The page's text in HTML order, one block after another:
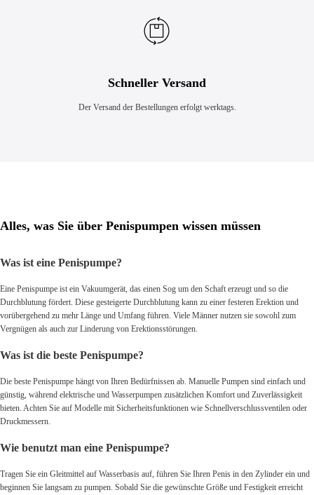
Schneller Versand
Der Versand der Bestellungen erfolgt werktags.
Alles, was Sie über Penispumpen wissen müssen
Was ist eine Penispumpe?
Eine Penispumpe ist ein Vakuumgerät, das einen Sog um den Schaft erzeugt und so die
Durchblutung fördert. Diese gesteigerte Durchblutung kann zu einer festeren Erektion und
vorübergehend zu mehr Länge und Umfang führen. Viele Männer nutzen sie sowohl zum
Vergnügen als auch zur Linderung von Erektionsstörungen.
Was ist die beste Penispumpe?
Die beste Penispumpe hängt von Ihren Bedürfnissen ab. Manuelle Pumpen sind einfach und
günstig, während elektrische und Wasserpumpen zusätzlichen Komfort und Zuverlässigkeit
bieten. Achten Sie auf Modelle mit Sicherheitsfunktionen wie Schnellverschlussventilen oder
Druckmessern.
Wie benutzt man eine Penispumpe?
Tragen Sie ein Gleitmittel auf Wasserbasis auf, führen Sie Ihren Penis in den Zylinder ein und
beginnen Sie langsam zu pumpen. Sobald Sie die gewünschte Größe und Festigkeit erreicht